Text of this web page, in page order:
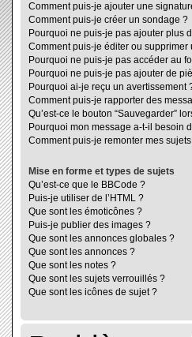
Comment puis-je ajouter une
Comment puis-je créer un sondage ?
Pourquoi ne puis-je pas ajouter plus
Comment puis-je éditer ou supprimer
Pourquoi ne puis-je pas accéder au
Pourquoi ne puis-je pas ajouter de
Pourquoi ai-je reçu un avertissement
Comment puis-je rapporter des
Qu’est-ce le bouton “Sauvegarder”
Pourquoi mon message a-t-il besoin
Comment puis-je remonter mes
Mise en forme et types de sujets
Qu’est-ce que le BBCode ?
Puis-je utiliser de l’HTML ?
Que sont les émoticônes ?
Puis-je publier des images ?
Que sont les annonces globales ?
Que sont les annonces ?
Que sont les notes ?
Que sont les sujets verrouillés ?
Que sont les icônes de sujet ?